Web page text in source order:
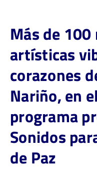
Más de
artísticas
corazones
Nariño, en
programa
Sonidos
de Paz